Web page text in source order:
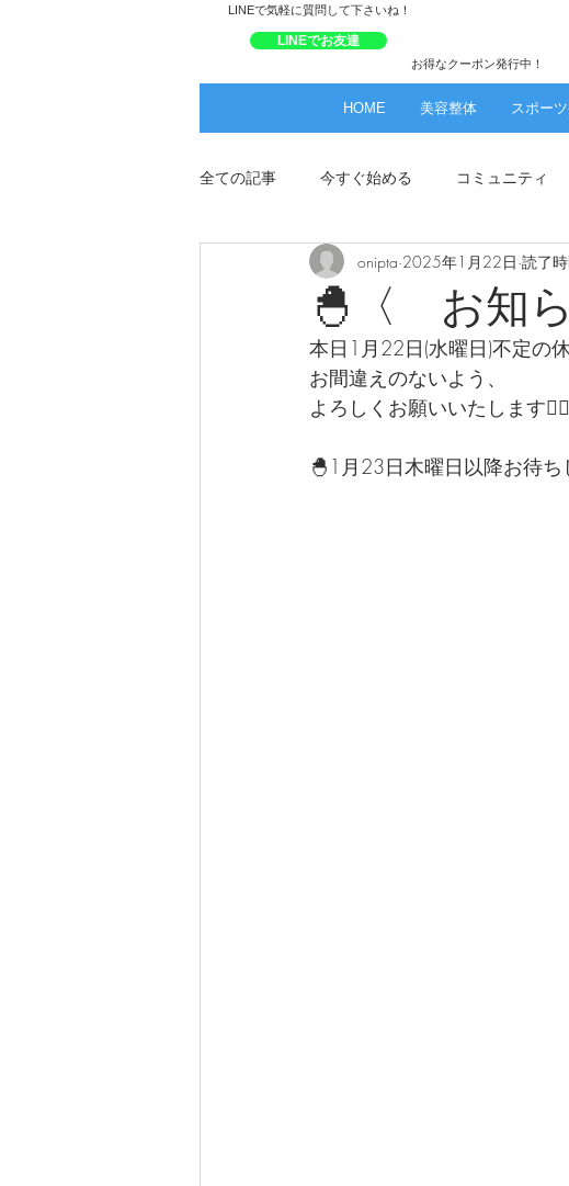
​LINEで気軽に質問して下さいね！
LINEでお友達
お得なクーポン発行中！
HOME 美容整体 スポー
全ての記事 今すぐ始める コミュニティ
🐣〈 お知
onipta 2025年1月22日 読了
本日1月22日(水曜日)不定の
お間違えのないよう、
よろしくお願いいたします
🐣1月23日木曜日以降お待